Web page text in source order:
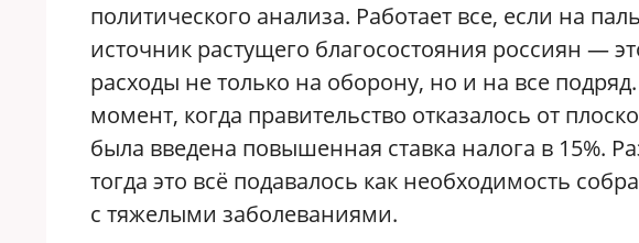
политического анализа. Работает все, если на
источник растущего благосостояния россиян —
расходы не только на оборону, но и на все
момент, когда правительство отказалось от
была введена повышенная ставка налога в 15%.
тогда это всё подавалось как необходимость
с тяжелыми заболеваниями.